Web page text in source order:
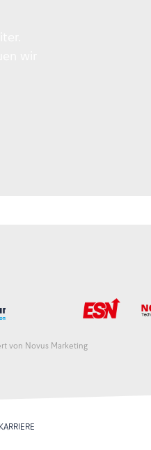
von Novus Marketing
KARRIERE